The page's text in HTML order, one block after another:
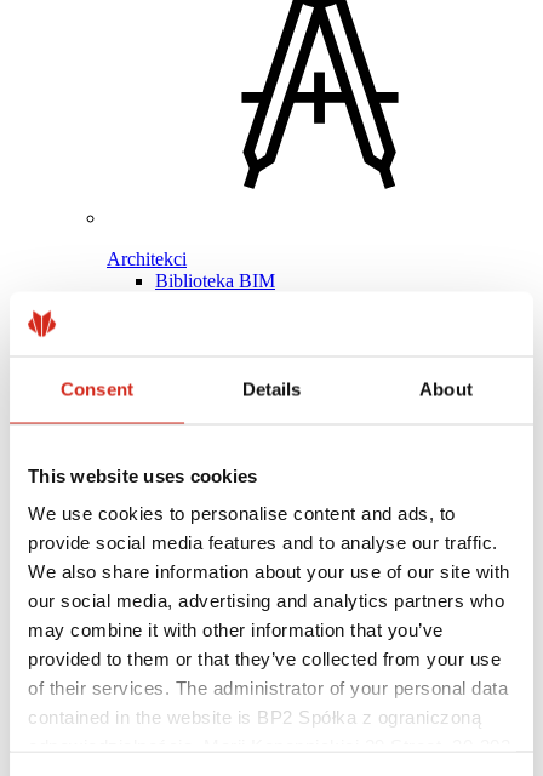
Consent Details About
This website uses cookies
We use cookies to personalise content and ads, to
provide social media features and to analyse our traffic.
We also share information about your use of our site with
our social media, advertising and analytics partners who
may combine it with other information that you’ve
provided to them or that they’ve collected from your use
of their services. The administrator of your personal data
contained in the website is BP2 Spółka z ograniczoną
Architekci
Biblioteka BIM
Pomocne linki